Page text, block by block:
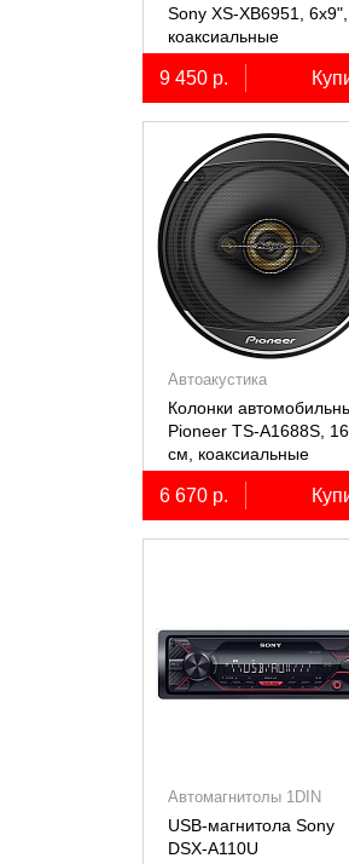
Sony XS-XB6951, 6х9",
коаксиальные
пятиполосные, 2 шт.
9 450 р.
Автоакустика
Колонки
Pioneer TS-A1688S,
см, коаксиальные
четырёхполосные, 2
6 670 р.
Автомагнитолы 1DIN
USB-магнитола Sony
DSX-A110U